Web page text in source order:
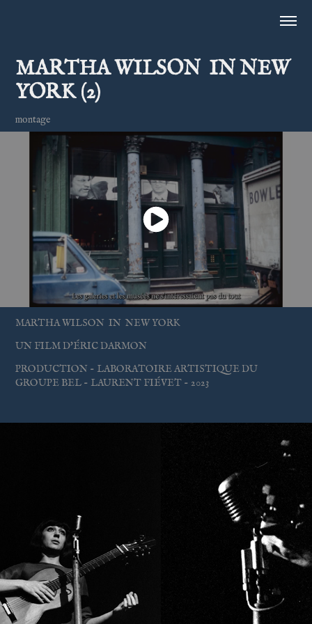
MARTHA WILSON  IN NEW
YORK (2)
montage
MARTHA WILSON IN NEW YORK
UN FILM D'ÉRIC DARMON
PRODUCTION - LABORATOIRE ARTISTIQUE DU
GROUPE BEL - LAURENT FIÉVET - 2023